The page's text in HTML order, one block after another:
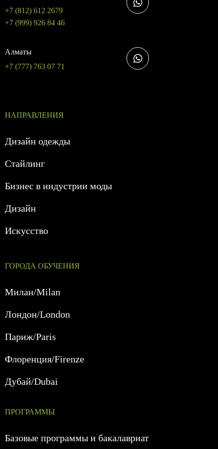
+7 (812) 612 2679
+7 (999) 926 84 46
Алматы
+7 (777) 763 07 71
НАПРАВЛЕНИЯ
Дизайн одежды
Стайлинг
Бизнес в индустрии моды
Дизайн
Искусство
ГОРОДА ОБУЧЕНИЯ
Милан/Milan
Лондон/London
Париж/Paris
Флоренция/Firenze
Дубай/Dubai
ПРОГРАММЫ
Базовые программы и бакалавриат